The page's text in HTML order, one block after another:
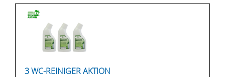
3 WC-REINIGER AKTION